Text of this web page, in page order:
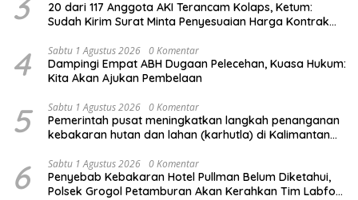
20 dari 117 Anggota AKI Terancam Kolaps, Ketum:
Sudah Kirim Surat Minta Penyesuaian Harga Kontrak
4 Sabtu 1 Agustus 2026 0 Komentar
Dampingi Empat ABH Dugaan Pelecehan, Kuasa Hukum:
Kita Akan Ajukan Pembelaan
5 Sabtu 1 Agustus 2026 0 Komentar
Pemerintah pusat meningkatkan langkah penanganan
kebakaran hutan dan lahan (karhutla) di Kalimantan
6 Sabtu 1 Agustus 2026 0 Komentar
Penyebab Kebakaran Hotel Pullman Belum Diketahui,
Polsek Grogol Petamburan Akan Kerahkan Tim Labfor